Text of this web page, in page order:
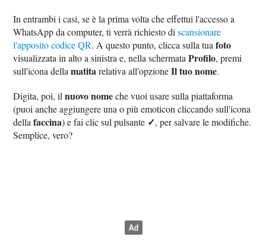
In entrambi i casi, se è la prima volta che effettui l'accesso a
WhatsApp da computer, ti verrà richiesto discansionare
l'apposito codice QR. A questo punto, clicca sulla tuafoto
visualizzata in alto a sinistra e, nella schermataProfilo, premi
sull'icona dellamatitarelativa all'opzioneIl tuo nome.
Digita, poi, ilnuovo nomeche vuoi usare sulla piattaforma
(puoi anche aggiungere una o più emoticon cliccando sull'icona
dellafaccina) e fai clic sul pulsante ✓, per salvare le modifiche.
Semplice, vero?